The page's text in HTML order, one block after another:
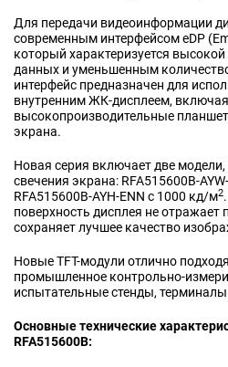
Для передачи видеоинформации
современным интерфейсом eDP
который характеризуется
данных и уменьшенным
интерфейс предназначен для
внутренним ЖК-дисплеем,
высокопроизводительные
экрана.
Новая серия включает две
свечения экрана: RFA515600B-
RFA515600B-AYH-ENN с 1000 кд/м2
поверхность дисплея не
сохраняет лучшее качество
Новые TFT-модули отлично
промышленное контрольно-
испытательные стенды,
Основные технические
RFA515600B: